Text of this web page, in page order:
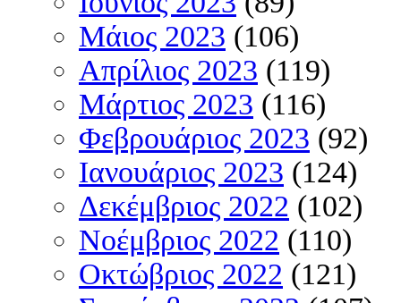
Μάιος 2023 (106)
Απρίλιος 2023 (119)
Μάρτιος 2023 (116)
Φεβρουάριος 2023 (92)
Ιανουάριος 2023 (124)
Δεκέμβριος 2022 (102)
Νοέμβριος 2022 (110)
Οκτώβριος 2022 (121)